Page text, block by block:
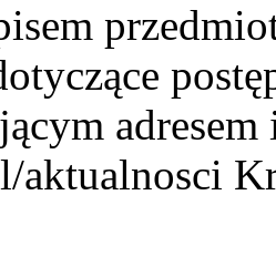
aktualnosci